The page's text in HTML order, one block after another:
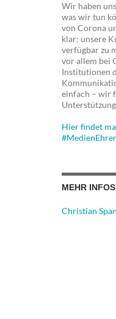
Wir haben
was wir tun
von Corona
klar: unsere
verfügbar zu
vor allem bei
Institutionen
einfach – wir
Hier findet
MEHR
Christian